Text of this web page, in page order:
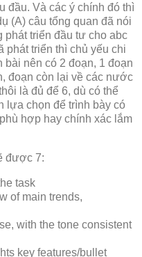
đầu. Và các ý chính đó thì
(A) câu tổng quan đã nói
phát triển đầu tư cho abc
phát triển thì chủ yếu chi
bài nên có 2 đoạn, 1 đoạn
đoạn còn lại về các nước
là đủ để 6, dù có thể
lựa chọn để trình bày có
hợp hay chính xác lắm
được 7:
task
of main trends,
with the tone consistent
key features/bullet